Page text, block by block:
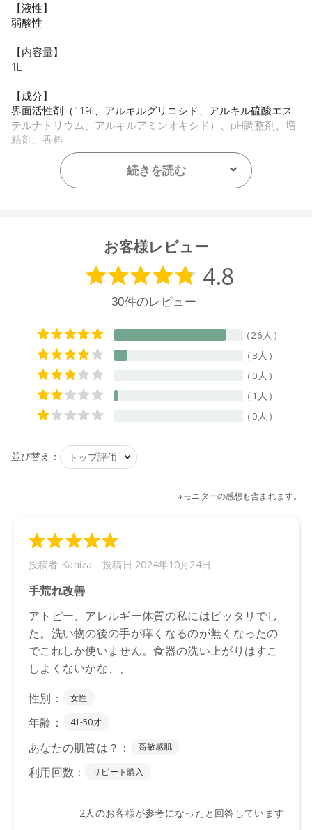
【液性】
弱酸性
【内容量】
1L
【成分】
界面活性剤（11%、アルキルグリコシド、アルキル硫酸エス
テルナトリウム、アルキルアミンオキシド）、pH調整剤、増
粘剤、香料
【プラマーク】
ボトル、キャップ
店舗でお問い合わせの際には、下記品番をお伝え下さい。
商品によっては、お届けまで１～２週間かかる場合がござい
ますので予めご了承ください。
●パッケージはリニューアル等の理由により、写真と異なる場
合がございます。
●パッケージのリニューアル等の理由により、成分・処方が記
載と異なる場合がございます。
続きを読む
お客様レビュー